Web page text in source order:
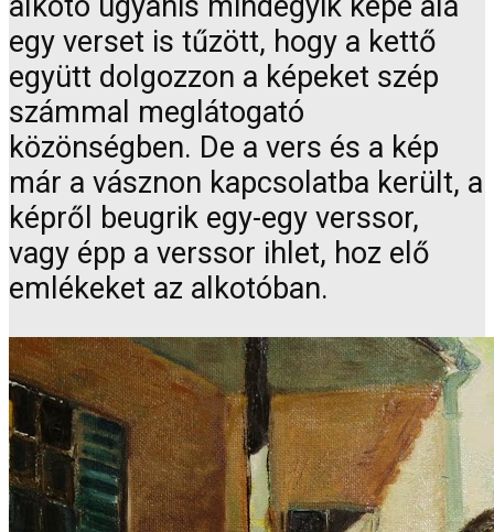
alkotó ugyanis mindegyik képe alá
egy verset is tűzött, hogy a kettő
együtt dolgozzon a képeket szép
számmal meglátogató
közönségben. De a vers és a kép
már a vásznon kapcsolatba került, a
képről beugrik egy-egy verssor,
vagy épp a verssor ihlet, hoz elő
emlékeket az alkotóban.